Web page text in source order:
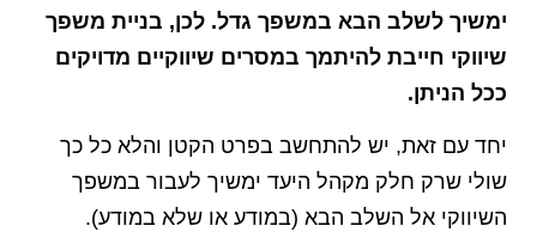
ימשיך לשלב הבא במשפך גדל. לכן, בניית משפך
שיווקי חייבת להיתמך במסרים שיווקיים מדויקים
ככל הניתן.
יחד עם זאת, יש להתחשב בפרט הקטן והלא כל כך
שולי שרק חלק מקהל היעד ימשיך לעבור במשפך
השיווקי אל השלב הבא (במודע או שלא במודע).